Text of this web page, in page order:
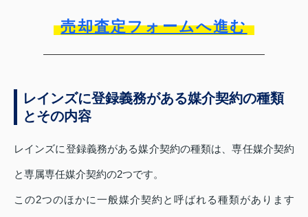
売却査定フォームへ進む
レインズに登録義務がある媒介契約の種類
とその内容
レインズに登録義務がある媒介契約の種類は、専任媒介契約
と専属専任媒介契約の2つです。
この2つのほかに一般媒介契約と呼ばれる種類があります